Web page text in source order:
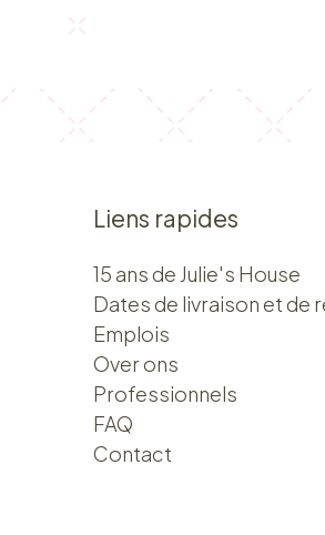
Liens rapides
15 ans de Julie's House
Dates de livraison et de
Emplois
Over ons​​
Professionnels
FAQ
Contact